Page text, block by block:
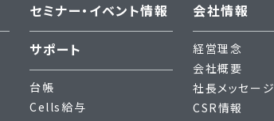
セミナー・イベント情報
サポート
台帳
Cells給与
会社情報
経営理念
会社概要
社長メッセージ
CSR情報